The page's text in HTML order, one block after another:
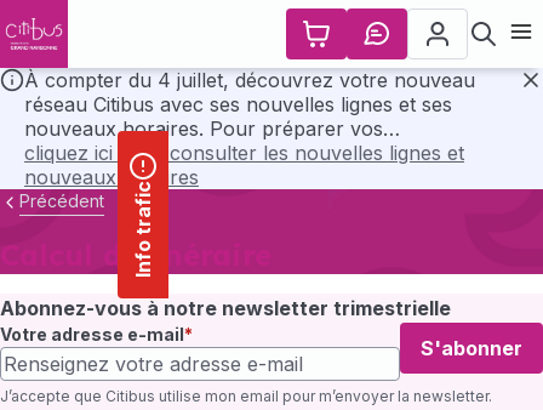
principal
À compter du 4 juillet, découvrez votre nouveau
réseau Citibus avec ses nouvelles lignes et ses
nouveaux horaires. Pour préparer vos
déplacements, consultez l’ensemble des horaires et
les plans du nouveau réseau en cliquant ci-dessous..
cliquez ici pour consulter les nouvelles lignes et
nouveaux horaires
Info trafic
Précédent
Calcul d'itinéraire
Abonnez-vous à notre newsletter trimestrielle
Votre adresse e-mail
S'abonner
J’accepte que Citibus utilise mon email pour m’envoyer la newsletter.
Panneau de gestion des cookies